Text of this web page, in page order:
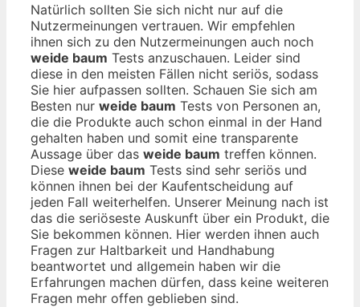
Natürlich sollten Sie sich nicht nur auf die
Nutzermeinungen vertrauen. Wir empfehlen
ihnen sich zu den Nutzermeinungen auch noch
weide baum Tests anzuschauen. Leider sind
diese in den meisten Fällen nicht seriös, sodass
Sie hier aufpassen sollten. Schauen Sie sich am
Besten nur weide baum Tests von Personen an,
die die Produkte auch schon einmal in der Hand
gehalten haben und somit eine transparente
Aussage über das weide baum treffen können.
Diese weide baum Tests sind sehr seriös und
können ihnen bei der Kaufentscheidung auf
jeden Fall weiterhelfen. Unserer Meinung nach ist
das die seriöseste Auskunft über ein Produkt, die
Sie bekommen können. Hier werden ihnen auch
Fragen zur Haltbarkeit und Handhabung
beantwortet und allgemein haben wir die
Erfahrungen machen dürfen, dass keine weiteren
Fragen mehr offen geblieben sind.